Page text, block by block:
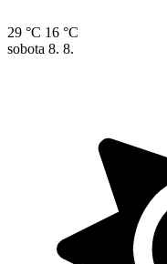
29 °C 16 °C
sobota 8. 8.